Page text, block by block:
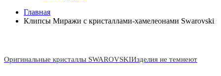
Главная
Клипсы Миражи с кристаллами-хамелеонами Swarovski
Оригинальные кристаллы SWAROVSKIИзделия не темнеют